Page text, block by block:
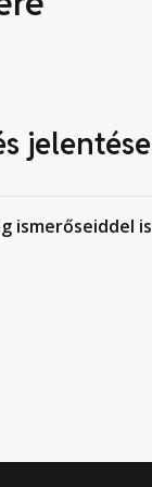
jelentése
ismerőseiddel